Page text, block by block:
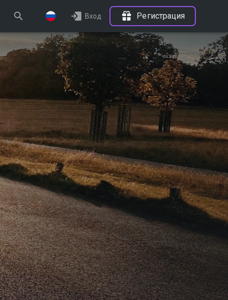
Вход Регистрация